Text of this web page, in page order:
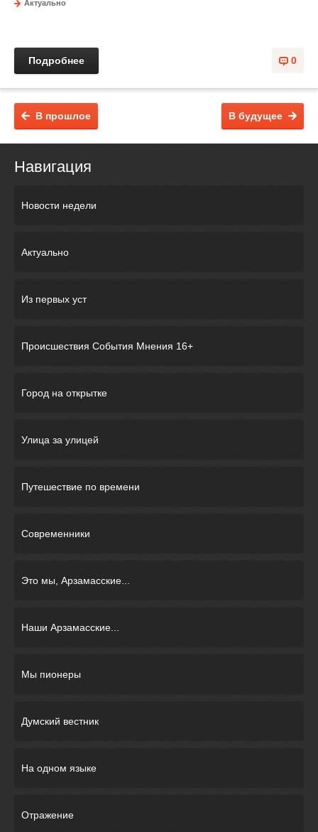
Актуально
0
Подробнее
В будущее
В прошлое
Навигация
Новости недели
Актуально
Из первых уст
Происшествия События Мнения 16+
Город на открытке
Улица за улицей
Путешествие по времени
Современники
Это мы, Арзамасские...
Наши Арзамасские...
Мы пионеры
Думский вестник
На одном языке
Отражение